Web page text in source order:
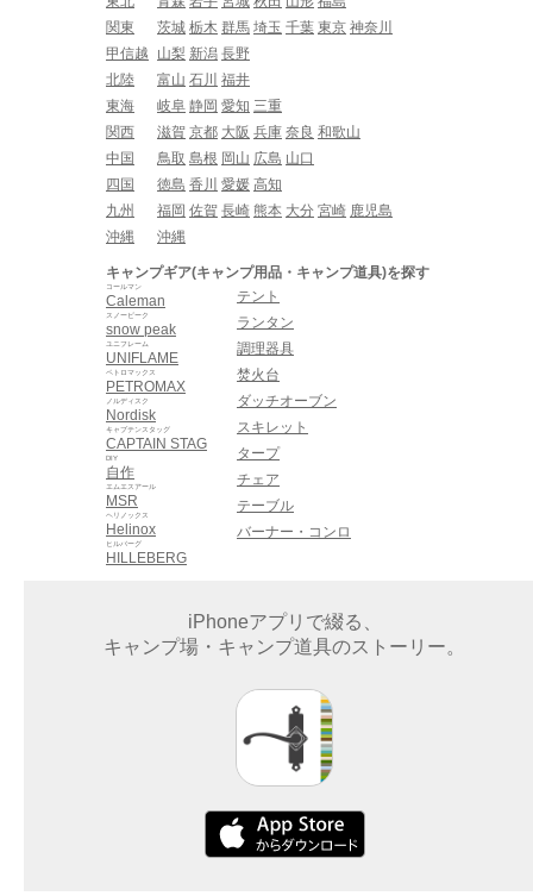
関東
茨城 栃木 群馬 埼玉 千葉 東京 神奈川
甲信越
山梨 新潟 長野
北陸
富山 石川 福井
東海
岐阜 静岡 愛知 三重
関西
滋賀 京都 大阪 兵庫 奈良 和歌山
中国
鳥取 島根 岡山 広島 山口
四国
徳島 香川 愛媛 高知
九州
福岡 佐賀 長崎 熊本 大分 宮崎 鹿児島
沖縄
沖縄
キャンプギア(キャンプ用品・キャンプ道具)を探す
Caleman
コールマン
snow peak
スノーピーク
UNIFLAME
ユニフレーム
PETROMAX
ペトロマックス
Nordisk
ノルディスク
CAPTAIN STAG
キャプテンスタッグ
自作
DIY
MSR
エムエスアール
Helinox
ヘリノックス
HILLEBERG
ヒルバーグ
テント
ランタン
調理器具
焚火台
ダッチオーブン
スキレット
タープ
チェア
テーブル
バーナー・コンロ
iPhoneアプリで綴る、
キャンプ場・キャンプ道具のストーリー。